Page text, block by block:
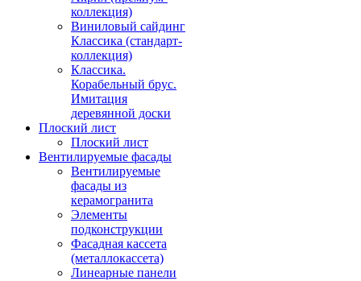
коллекция)
Виниловый сайдинг
Классика (стандарт-
коллекция)
Классика.
Корабельный брус.
Имитация
деревянной доски
Плоский лист
Плоский лист
Вентилируемые фасады
Вентилируемые
фасады из
керамогранита
Элементы
подконструкции
Фасадная кассета
(металлокассета)
Линеарные панели